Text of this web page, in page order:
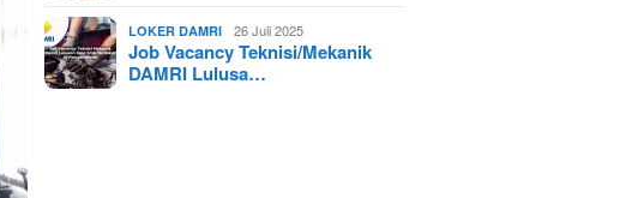
LOKER DAMRI 26 Juli 2025
Job Vacancy Teknisi/Mekanik
DAMRI Lulusa…